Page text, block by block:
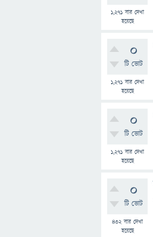
1,271 বার দেখা
হয়েছে
0
টি ভোট
1,271 বার দেখা
হয়েছে
0
টি ভোট
1,271 বার দেখা
হয়েছে
0
টি ভোট
432বার দেখা
হয়েছে